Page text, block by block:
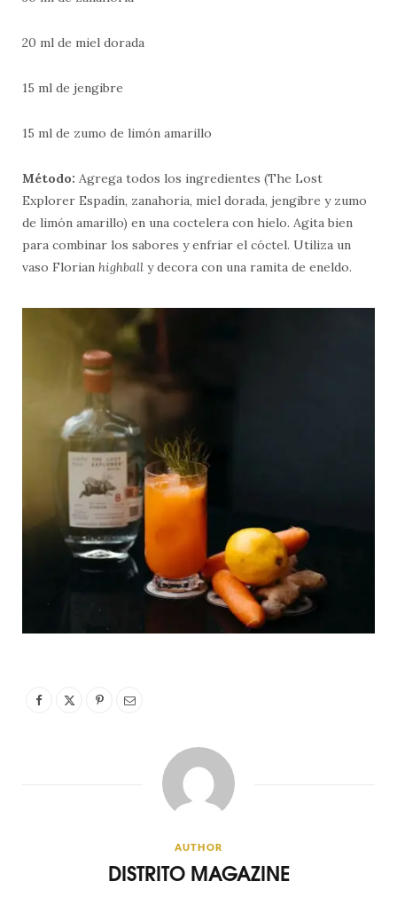
20 ml de miel dorada
15 ml de jengibre
15 ml de zumo de limón amarillo
Método: Agrega todos los ingredientes (The Lost
Explorer Espadín, zanahoria, miel dorada, jengibre y zumo
de limón amarillo) en una coctelera con hielo. Agita bien
para combinar los sabores y enfriar el cóctel. Utiliza un
vaso Florian highball y decora con una ramita de eneldo.
AUTHOR
DISTRITO MAGAZINE